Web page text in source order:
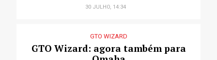
30 JULHO, 14:34
GTO WIZARD
GTO Wizard: agora também para